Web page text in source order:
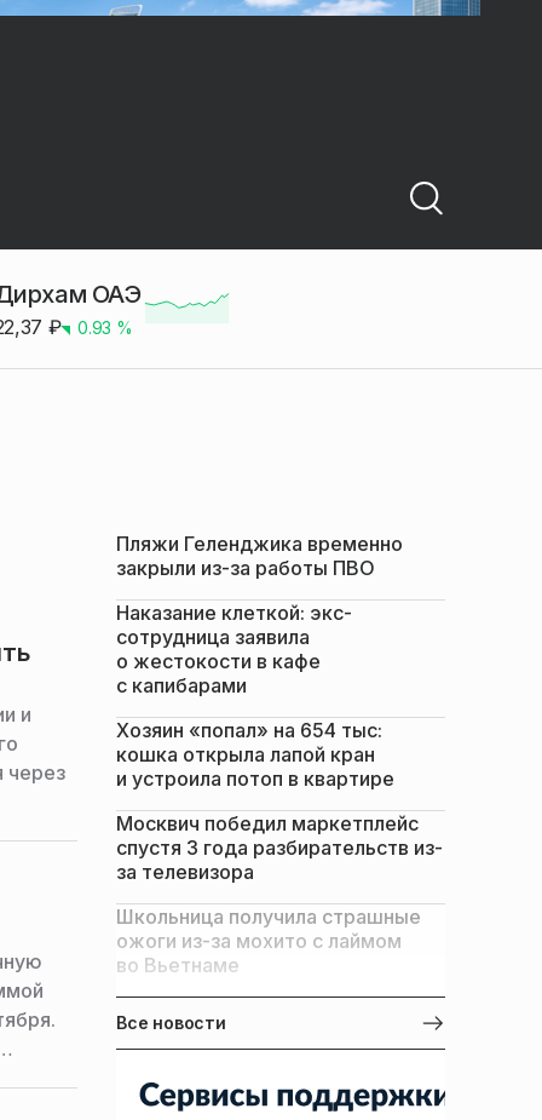
ОАЭ
₽ 0.93 %
и
через
Пляжи Геленджика временно
закрыли из-за работы ПВО
Наказание клеткой: экс-
сотрудница заявила
о жестокости в кафе
с капибарами
Хозяин «попал» на 654 тыс:
кошка открыла лапой кран
и устроила потоп в квартире
Москвич победил маркетплейс
спустя 3 года разбирательств из-
за телевизора
Школьница получила страшные
ожоги из-за мохито с лаймом
во Вьетнаме
Все новости